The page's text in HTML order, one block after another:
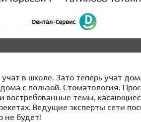
учат в школе. Зато теперь учат
с пользой. Стоматология.
востребованные темы,
Ведущие эксперты сети
не будет!